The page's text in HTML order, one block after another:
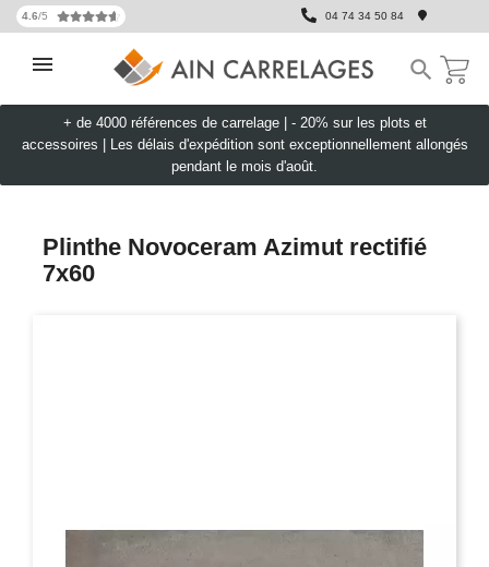
4.6/5 04 74 34 50 84

+ de 4000 références de carrelage | - 20% sur les plots et
accessoires
Les délais d'expédition sont exceptionnellement allongés
pendant le mois d'août.
Plinthe Novoceram Azimut rectifié
7x60